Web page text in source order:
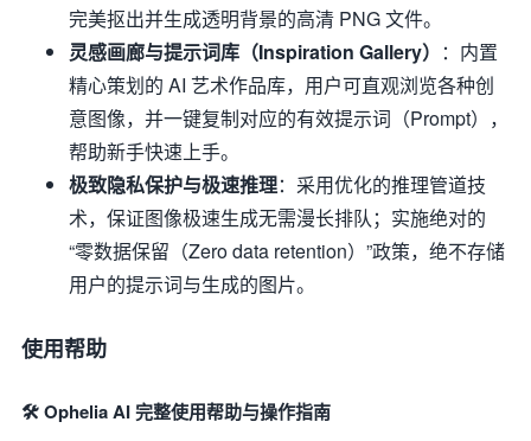
完美抠出并生成透明背景的高清 PNG 文件。
灵感画廊与提示词库（Inspiration Gallery） ：内置
精心策划的 AI 艺术作品库，用户可直观浏览各种创
意图像，并一键复制对应的有效提示词（Prompt），
帮助新手快速上手。
极致隐私保护与极速推理：采用优化的推理管道技
术，保证图像极速生成无需漫长排队；实施绝对的
“零数据保留（Zero data retention）”政策，绝不存储
用户的提示词与生成的图片。
使用帮助
🛠️ Ophelia AI 完整使用帮助与操作指南